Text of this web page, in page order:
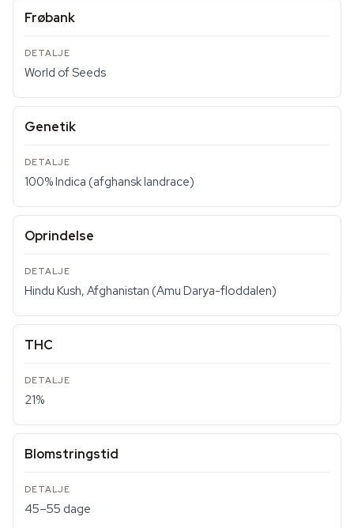
Frøbank
World of Seeds
Genetik
100% Indica (afghansk landrace)
Oprindelse
Hindu Kush, Afghanistan (Amu Darya-floddalen)
THC
21%
Blomstringstid
45–55 dage